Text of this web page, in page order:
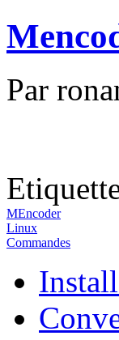
Par
MEncoder
Linux
Commandes